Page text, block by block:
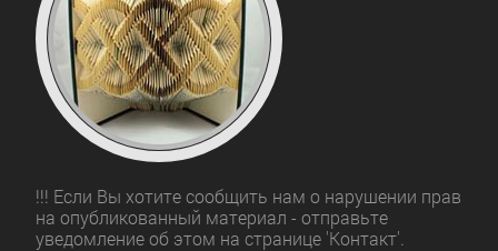
!!! Если Вы хотите сообщить нам о нарушении прав
на опубликованный материал - отправьте
уведомление об этом на странице 'Контакт'.